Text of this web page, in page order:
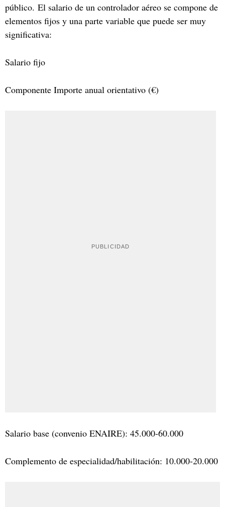
público. El salario de un controlador aéreo se compone de
elementos fijos y una parte variable que puede ser muy
significativa:
Salario fijo
Componente Importe anual orientativo (€)
Salario base (convenio ENAIRE): 45.000-60.000
Complemento de especialidad/habilitación: 10.000-20.000